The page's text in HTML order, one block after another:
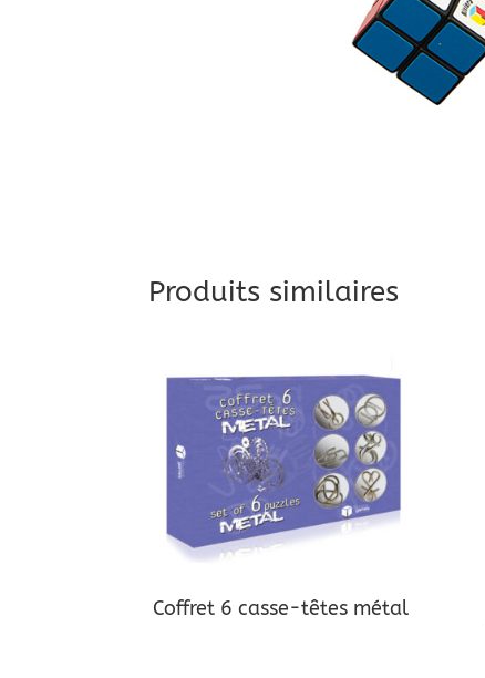
Produits similaires
Coffret 6 casse-têtes métal